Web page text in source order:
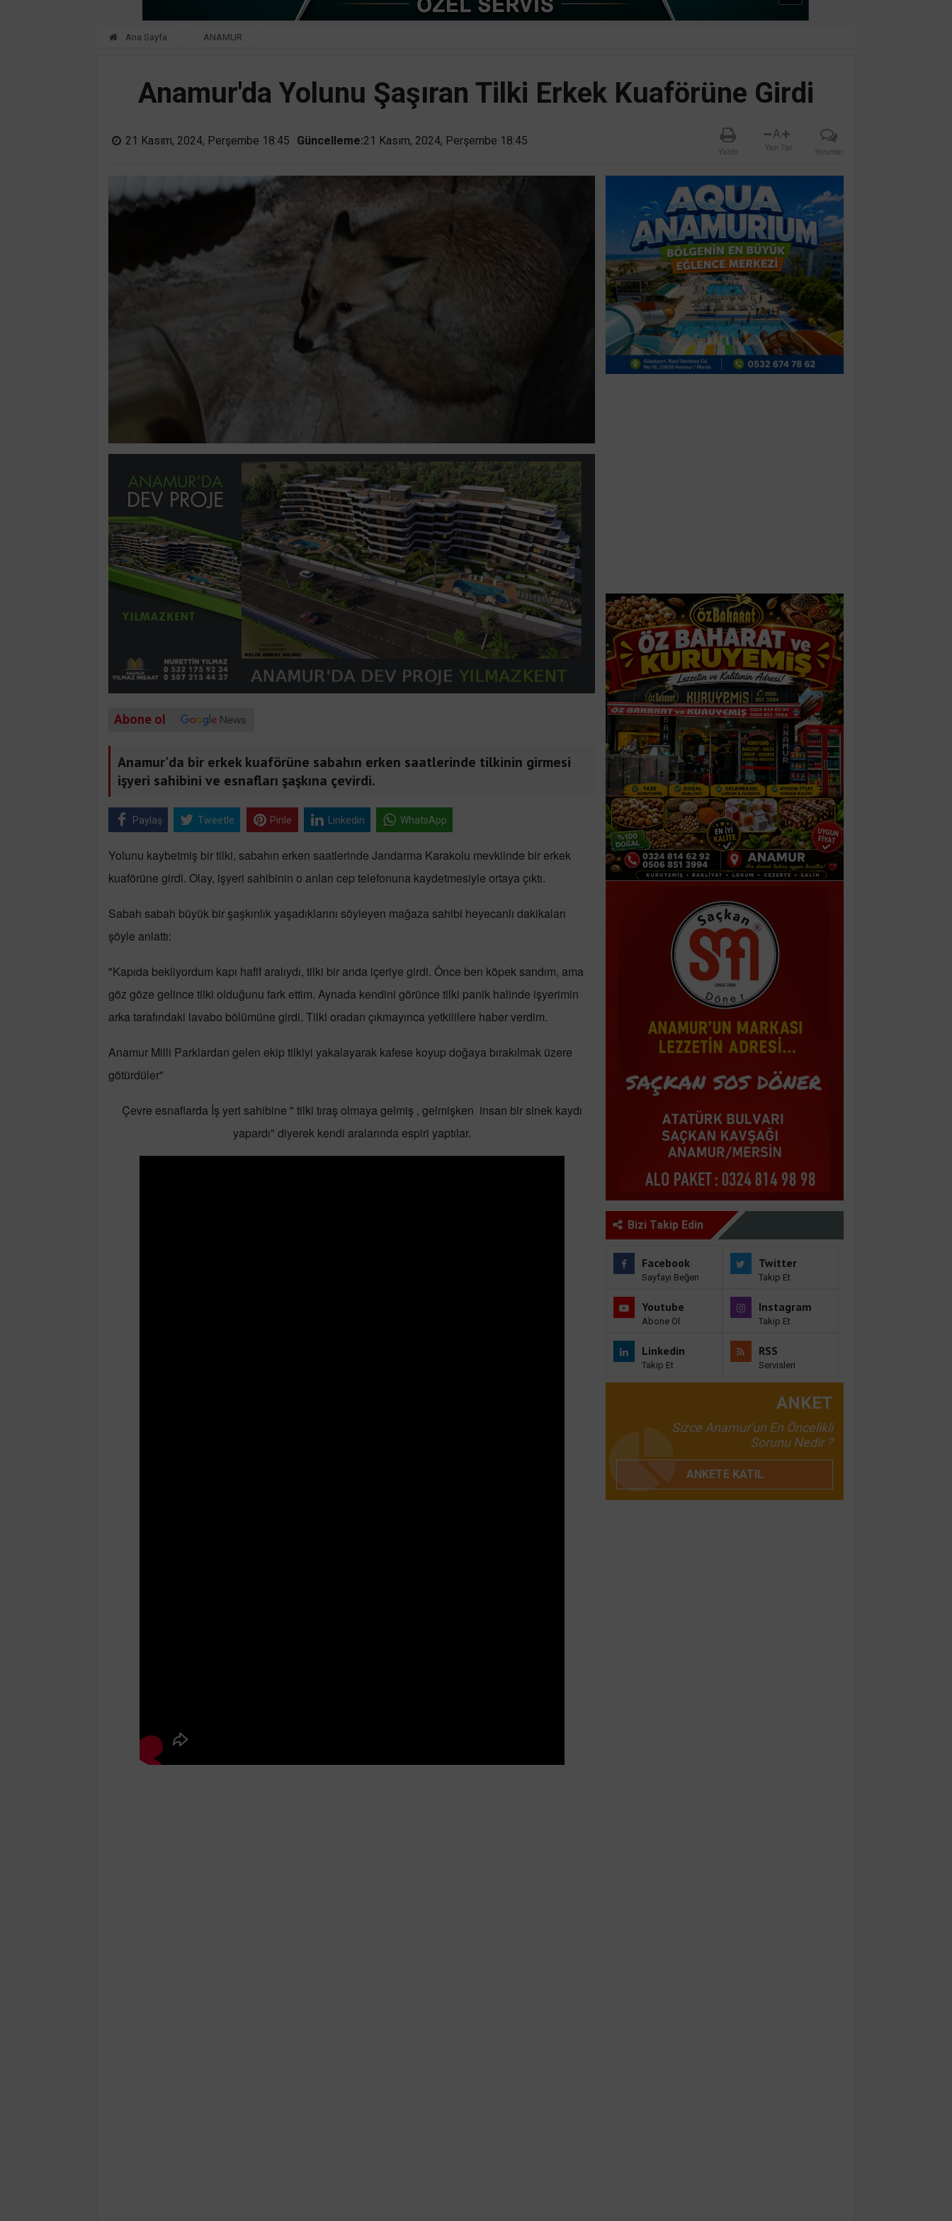
Ana Sayfa ANAMUR
Anamur'da Yolunu Şaşıran Tilki Erkek Kuaförüne Girdi
21 Kasım, 2024, Perşembe 18:45 Güncelleme:21 Kasım, 2024, Perşembe 18:45
Yazdır
A
Yazı Tipi Yorumlar
Abone ol
Anamur'da bir erkek kuaförüne sabahın erken saatlerinde tilkinin girmesi
işyeri sahibini ve esnafları şaşkına çevirdi.
Paylaş Tweetle Pinle Linkedin WhatsApp
Yolunu kaybetmiş bir tilki, sabahın erken saatlerinde Jandarma Karakolu mevkiinde bir erkek
kuaförüne girdi. Olay, işyeri sahibinin o anları cep telefonuna kaydetmesiyle ortaya çıktı.
Sabah sabah büyük bir şaşkınlık yaşadıklarını söyleyen mağaza sahibi heyecanlı dakikaları
şöyle anlattı:
"Kapıda bekliyordum kapı hafif aralıydı, tilki bir anda içeriye girdi. Önce ben köpek sandım, ama
göz göze gelince tilki olduğunu fark ettim. Aynada kendini görünce tilki panik halinde işyerimin
arka tarafındaki lavabo bölümüne girdi. Tilki oradan çıkmayınca yetkililere haber verdim.
Anamur Milli Parklardan gelen ekip tilkiyi yakalayarak kafese koyup doğaya bırakılmak üzere
götürdüler"
Çevre esnaflarda İş yeri sahibine " tilki tıraş olmaya gelmiş , gelmişken insan bir sinek kaydı
yapardı" diyerek kendi aralarında espiri yaptılar.
Bizi Takip Edin
Facebook
Sayfayı Beğen
Twitter
Takip Et
Youtube
Abone Ol
Instagram
Takip Et
Linkedin
Takip Et
RSS
Servisleri
ANKET
Sizce Anamur'un En Öncelikli
Sorunu Nedir ?
ANKETE KATIL